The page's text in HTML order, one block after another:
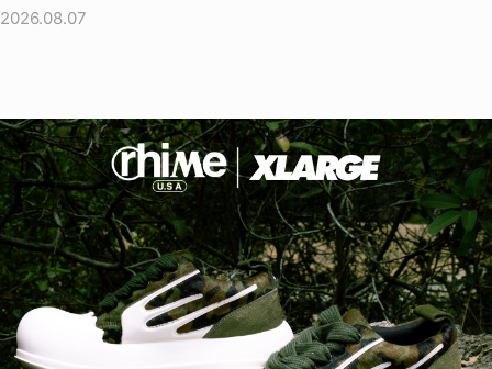
2026.08.07